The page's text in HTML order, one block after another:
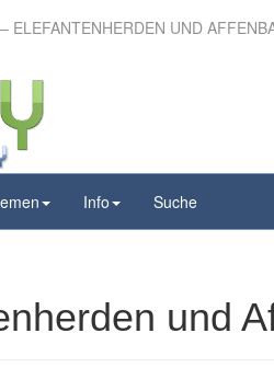
ELEFANTENHERDEN UND
Info Suche
Affenbanden
und